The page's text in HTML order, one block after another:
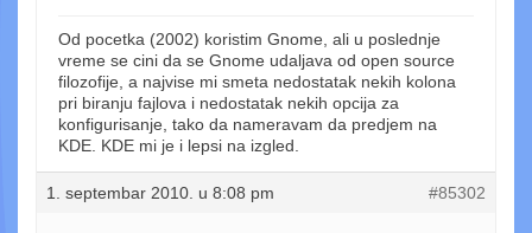
Od pocetka (2002) koristim Gnome, ali u poslednje
vreme se cini da se Gnome udaljava od open source
filozofije, a najvise mi smeta nedostatak nekih kolona
pri biranju fajlova i nedostatak nekih opcija za
konfigurisanje, tako da nameravam da predjem na
KDE. KDE mi je i lepsi na izgled.
1. septembar 2010. u 8:08 pm #85302